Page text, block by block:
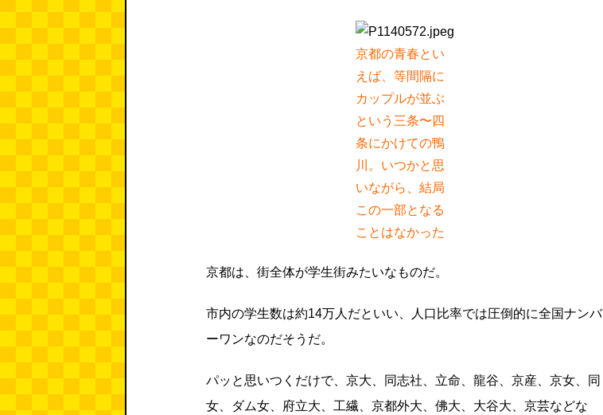
京都の青春とい
えば、等間隔に
カップルが並ぶ
という三条〜四
条にかけての鴨
川。いつかと思
いながら、結局
この一部となる
ことはなかった
京都は、街全体が学生街みたいなものだ。
市内の学生数は約14万人だといい、人口比率では圧倒的に全国ナンバ
ーワンなのだそうだ。
パッと思いつくだけで、京大、同志社、立命、龍谷、京産、京女、同
女、ダム女、府立大、工繊、京都外大、佛大、大谷大、京芸などな